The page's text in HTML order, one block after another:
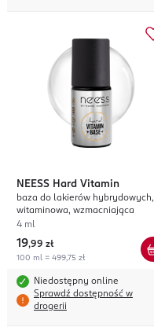
NEESS Hard Vitamin
baza do lakierów hybrydowych,
witaminowa, wzmacniająca
4 ml
19,99 zł
100 ml = 499,75 zł
Niedostępny online
Sprawdź dostępność w
drogerii